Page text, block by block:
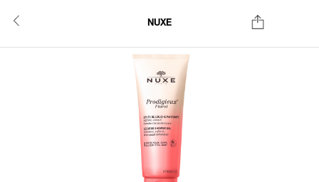
NUXE